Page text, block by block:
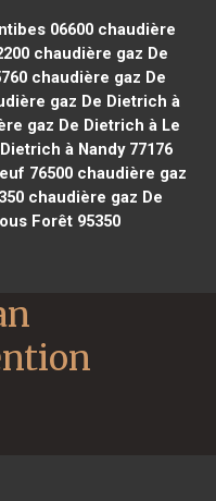
06600chaudière
chaudière gaz De
chaudière gaz De
gaz De Dietrich à
gaz De Dietrich à Le
à Nandy 77176
76500 chaudière gaz
chaudière gaz De
Forêt 95350